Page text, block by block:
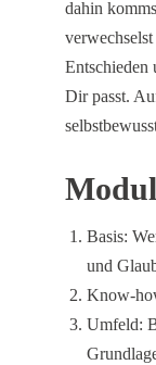
dahin
Entschieden
Dir passt.
Basis:
und
Know-
Umfeld: